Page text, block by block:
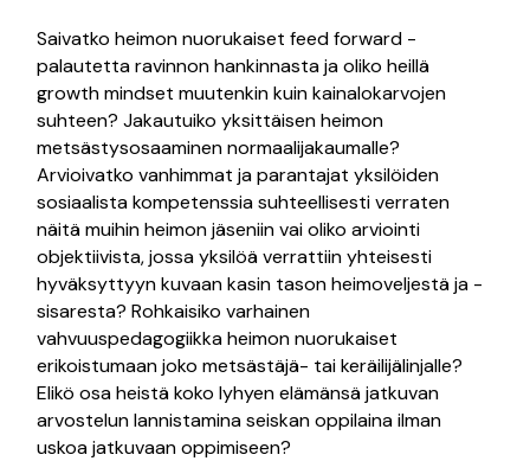
Saivatko heimon nuorukaiset feed forward -
palautetta ravinnon hankinnasta ja oliko heillä
growth mindset muutenkin kuin kainalokarvojen
suhteen? Jakautuiko yksittäisen heimon
metsästysosaaminen normaalijakaumalle?
Arvioivatko vanhimmat ja parantajat yksilöiden
sosiaalista kompetenssia suhteellisesti verraten
näitä muihin heimon jäseniin vai oliko arviointi
objektiivista, jossa yksilöä verrattiin yhteisesti
hyväksyttyyn kuvaan kasin tason heimoveljestä ja -
sisaresta? Rohkaisiko varhainen
vahvuuspedagogiikka heimon nuorukaiset
erikoistumaan joko metsästäjä- tai keräilijälinjalle?
Elikö osa heistä koko lyhyen elämänsä jatkuvan
arvostelun lannistamina seiskan oppilaina ilman
uskoa jatkuvaan oppimiseen?